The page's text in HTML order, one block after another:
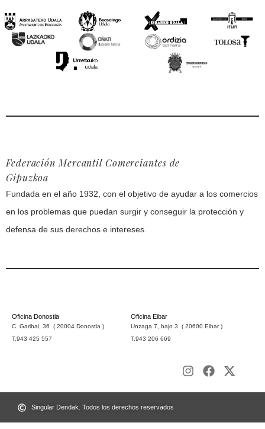
Federación Mercantil Comerciantes de
Gipuzkoa
Fundada en el año 1932, con el objetivo de ayudar a los comercios
en los problemas que puedan surgir y conseguir la protección y
defensa de sus derechos e intereses.
Oficina Donostia
C. Garibai, 36 ( 20004 Donostia )
T.943 425 557
Oficina Eibar
Unzaga 7, bajo 3 ( 20600 Eibar )
T.943 206 669
Singular Dendak. Todos los derechos reservados